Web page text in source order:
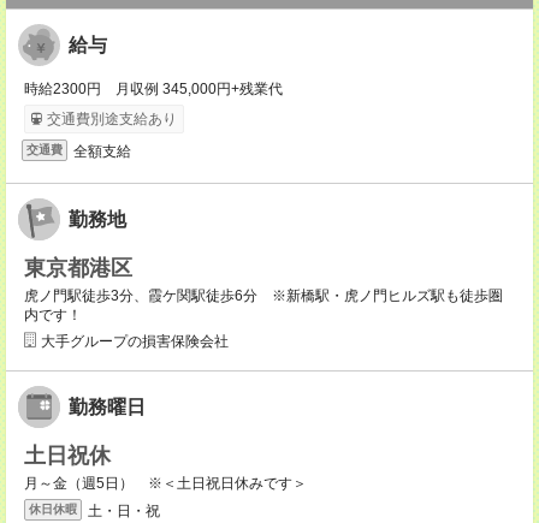
給与
時給2300円 月収例 345,000円+残業代
交通費別途支給あり
交通費 全額支給
勤務地
東京都港区
虎ノ門駅徒歩3分、霞ケ関駅徒歩6分 ※新橋駅・虎ノ門ヒルズ駅も徒歩圏
内です！
大手グループの損害保険会社
勤務曜日
土日祝休
月～金（週5日） ※＜土日祝日休みです＞
休日休暇 土・日・祝